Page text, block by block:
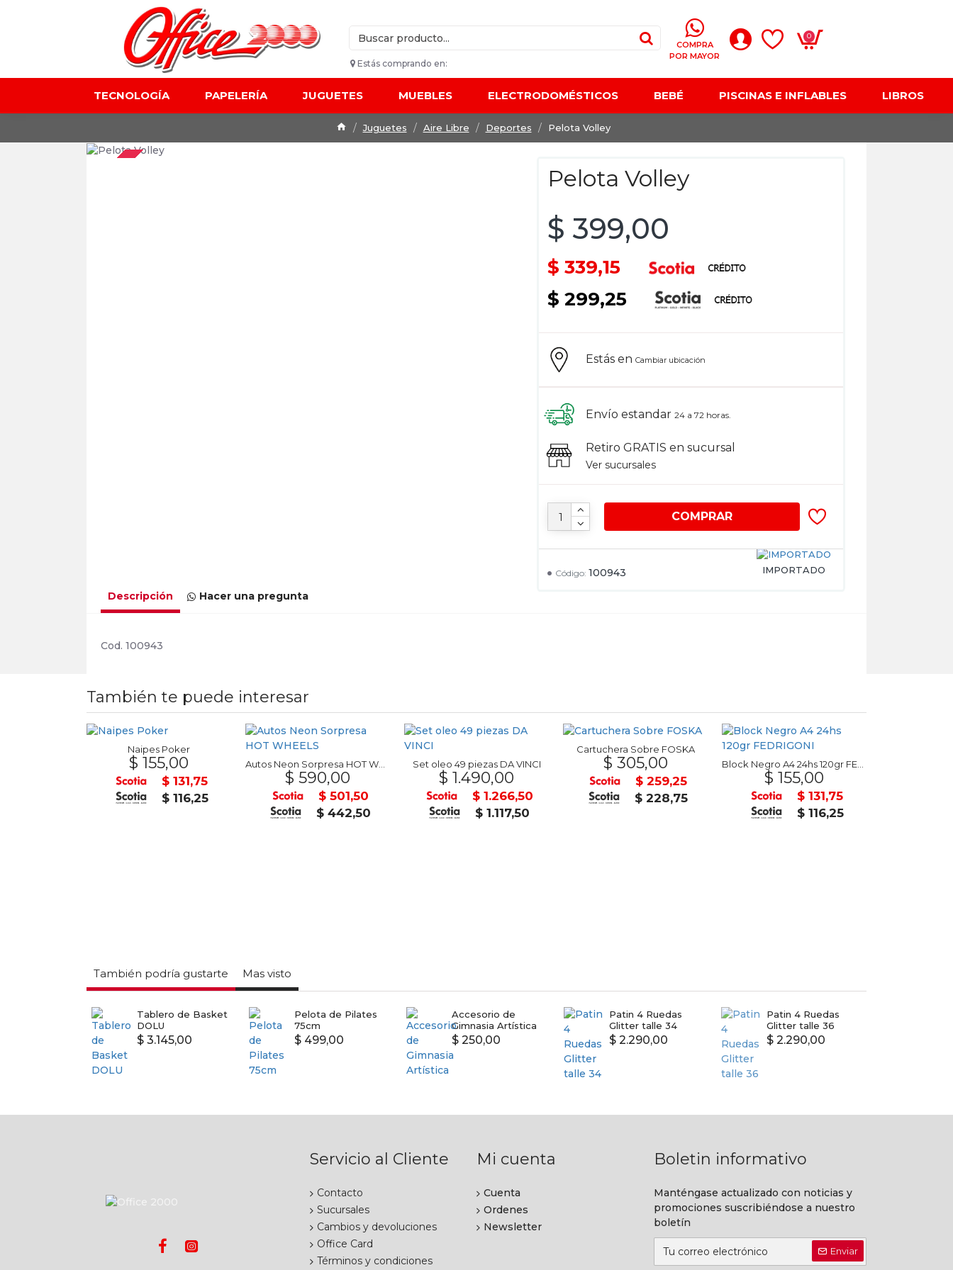
Estás comprando en:
COMPRA
POR MAYOR
0
TECNOLOGÍA PAPELERÍA JUGUETES MUEBLES ELECTRODOMÉSTICOS BEBÉ PISCINAS E INFLABLES LIBROS
Juguetes Aire Libre Deportes Pelota Volley
Pelota Volley
Código: 100943 IMPORTADO
$ 399,00
$ 339,15
$ 299,25
COMPRAR
Estás enCambiar ubicación
Envío estandar 24 a 72 horas.
Retiro GRATIS en sucursal
Ver sucursales
Descripción Hacer una pregunta
Cod. 100943
También te puede interesar
Naipes Poker
$ 155,00
$ 131,75
$ 116,25
$ 590,00
$ 501,50
$ 442,50
Set oleo 49 piezas DA VINCI
$ 1.490,00
$ 1.266,50
$ 1.117,50
Cartuchera Sobre FOSKA
$ 305,00
$ 259,25
$ 228,75
$ 155,00
$ 131,75
$ 116,25
También podría gustarte Mas visto
Tablero de Basket
DOLU
$ 3.145,00
Pelota de Pilates
75cm
$ 499,00
Accesorio de
Gimnasia Artística
$ 250,00
Patin 4 Ruedas
Glitter talle 34
$ 2.290,00
Patin 4 Ruedas
Glitter talle 36
$ 2.290,00
Servicio al Cliente
Contacto
Sucursales
Cambios y devoluciones
Office Card
Términos y condiciones
Mi cuenta
Cuenta
Ordenes
Newsletter
Boletin informativo
Manténgase actualizado con noticias y
promociones suscribiéndose a nuestro
boletín
Enviar